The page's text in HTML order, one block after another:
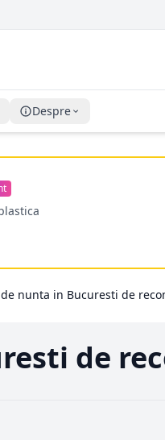
Despre
nunta in Bucuresti de
de